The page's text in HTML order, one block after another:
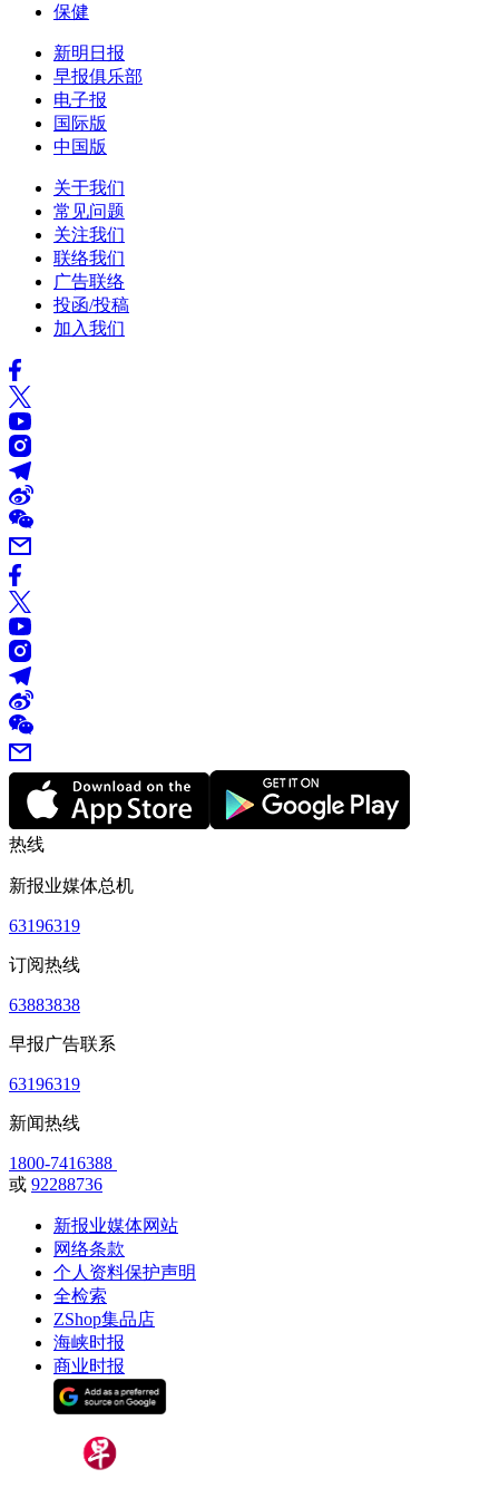
保健
新明日报
早报俱乐部
电子报
国际版
中国版
关于我们
常见问题
关注我们
联络我们
广告联络
投函/投稿
加入我们
热线
新报业媒体总机
63196319
订阅热线
63883838
早报广告联系
63196319
新闻热线
1800-7416388
或 92288736
新报业媒体网站
网络条款
个人资料保护声明
全检索
ZShop集品店
海峡时报
商业时报